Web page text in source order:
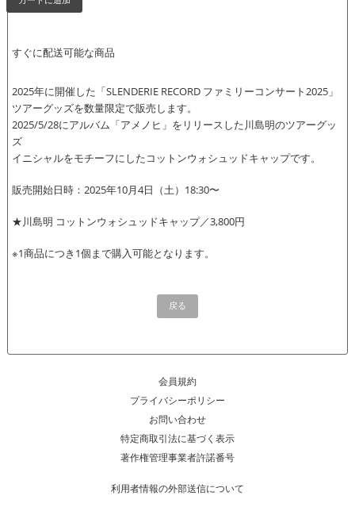
すぐに配送可能な商品
2025年に開催した「SLENDERIE RECORD ファミリーコンサート2025」
ツアーグッズを数量限定で販売します。
2025/5/28にアルバム「アメノヒ」をリリースした川島明のツアーグッ
ズ
イニシャルをモチーフにしたコットンウォシュッドキャップです。
販売開始日時：2025年10月4日（土）18:30〜
★川島明 コットンウォシュッドキャップ／3,800円
※1商品につき1個まで購入可能となります。
戻る
会員規約
プライバシーポリシー
お問い合わせ
特定商取引法に基づく表示
著作権管理事業者許諾番号
利用者情報の外部送信について